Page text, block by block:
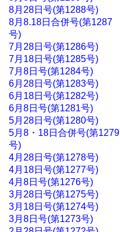
8月28日号(第1288号)
8月8.18日合併号(第1287
号)
7月28日号(第1286号)
7月18日号(第1285号)
7月8日号(第1284号)
6月28日号(第1283号)
6月18日号(第1282号)
6月8日号(第1281号)
5月28日号(第1280号)
5月8・18日合併号(第1279
号)
4月28日号(第1278号)
4月18日号(第1277号)
4月8日号(第1276号)
3月28日号(第1275号)
3月18日号(第1274号)
3月8日号(第1273号)